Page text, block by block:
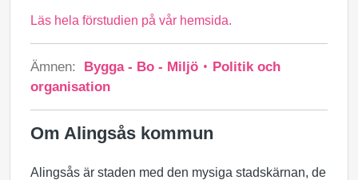
Läs hela förstudien på vår hemsida.
Ämnen: Bygga - Bo - Miljö
Politik och
organisation
Om Alingsås kommun
Alingsås är staden med den mysiga stadskärnan, de